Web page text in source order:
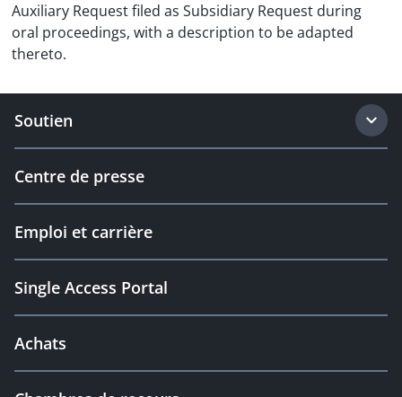
Auxiliary Request filed as Subsidiary Request during
oral proceedings, with a description to be adapted
thereto.
Soutien
Centre de presse
Emploi et carrière
Single Access Portal
Achats